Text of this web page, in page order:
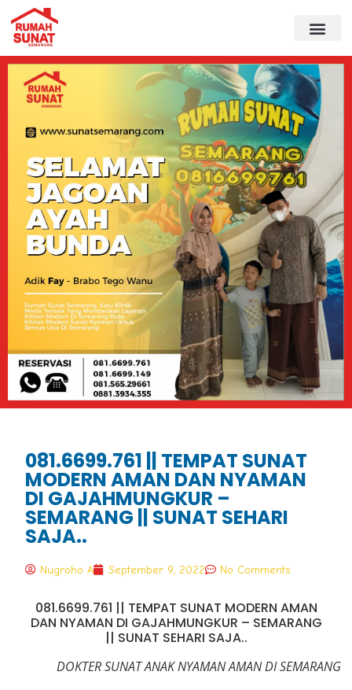
081.6699.761 || TEMPAT SUNAT
MODERN AMAN DAN NYAMAN
DI GAJAHMUNGKUR –
SEMARANG || SUNAT SEHARI
SAJA..
Nugroho A September 9, 2022 No Comments
081.6699.761 || TEMPAT SUNAT MODERN AMAN
DAN NYAMAN DI GAJAHMUNGKUR – SEMARANG
|| SUNAT SEHARI SAJA..
DOKTER SUNAT ANAK NYAMAN AMAN DI SEMARANG